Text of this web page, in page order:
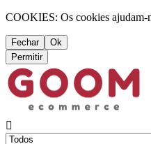
COOKIES: Os cookies ajudam-
Fechar
Ok
Permitir
